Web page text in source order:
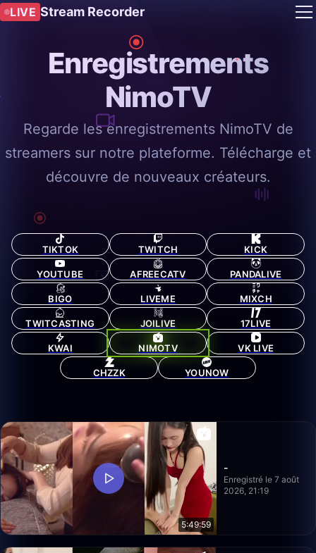
LIVE Stream Recorder
Enregistrements
NimoTV
Regarde les enregistrements NimoTV de
streamers sur notre plateforme. Télécharge et
découvre de nouveaux créateurs.
TIKTOK TWITCH KICK
YOUTUBE AFREECATV PANDALIVE
BIGO LIVEME MIXCH
TWITCASTING JOILIVE 17LIVE
KWAI NIMOTV VK LIVE
CHZZK YOUNOW
5:49:59
-
Enregistré le 7 août
2026, 21:19